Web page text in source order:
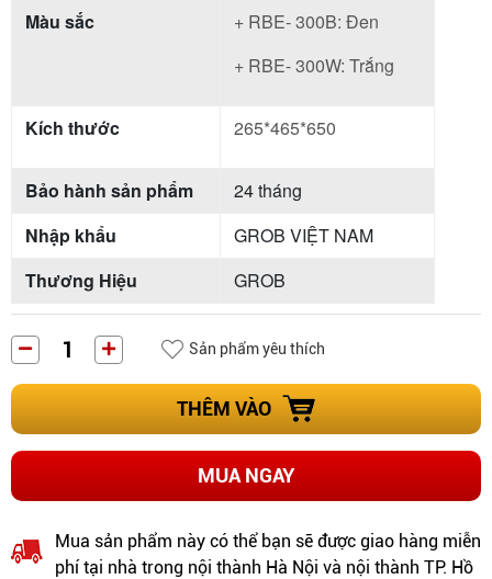
Màu sắc
+ RBE- 300B: Đen
+ RBE- 300W: Trắng
Kích thước 265*465*650
Bảo hành sản phẩm
24 tháng
Nhập khẩu
GROB VIỆT NAM
Thương Hiệu
GROB
Sản phẩm yêu thích
THÊM VÀO
MUA NGAY
Mua sản phẩm này có thể bạn sẽ được giao hàng miễn
phí tại nhà trong nội thành Hà Nội và nội thành TP. Hồ